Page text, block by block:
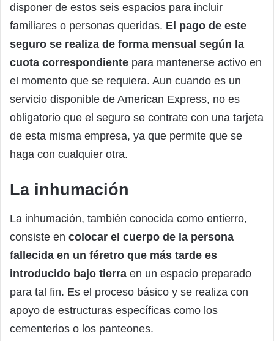
disponer de estos seis espacios para incluir
familiares o personas queridas. El pago de este
seguro se realiza de forma mensual según la
cuota correspondiente para mantenerse activo en
el momento que se requiera. Aun cuando es un
servicio disponible de American Express, no es
obligatorio que el seguro se contrate con una tarjeta
de esta misma empresa, ya que permite que se
haga con cualquier otra.
La inhumación
La inhumación, también conocida como entierro,
consiste en colocar el cuerpo de la persona
fallecida en un féretro que más tarde es
introducido bajo tierra en un espacio preparado
para tal fin. Es el proceso básico y se realiza con
apoyo de estructuras específicas como los
cementerios o los panteones.